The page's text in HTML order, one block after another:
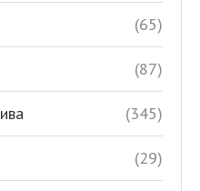
(65)
(87)
(345)
(29)